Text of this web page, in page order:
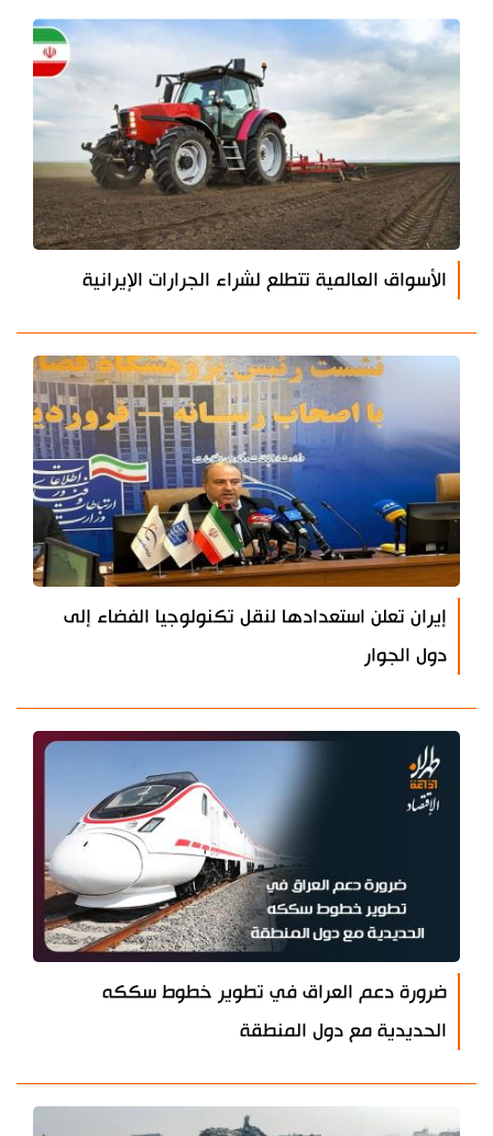
الأسواق العالمية تتطلع لشراء الجرارات الإيرانية
إيران تعلن استعدادها لنقل تكنولوجيا الفضاء إلى
دول الجوار
ضرورة دعم العراق في تطوير خطوط سككه
الحديدية مع دول المنطقة